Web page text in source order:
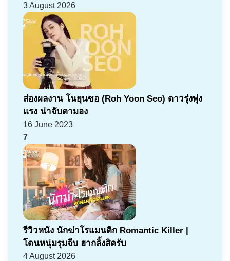
3 August 2026
ส่องผลงาน โนยุนซอ (Roh Yoon Seo) ดาวรุ่งพุ่ง
แรง น่าจับตามอง
16 June 2023
7
รีวิวหนัง นักฆ่าโรแมนติก Romantic Killer |
โดนหนุ่มรุมจีบ ฮากลิ้งสิครับ
4 August 2026